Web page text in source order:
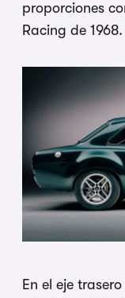
proporciones
Racing de 1968.
En el eje